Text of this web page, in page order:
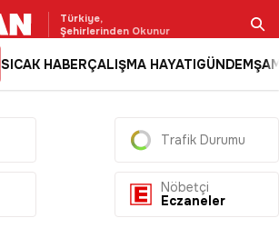
Türkiye,
Şehirlerinden Okunur
SICAK HABERÇALIŞMA HAYATIGÜNDEM
Trafik Durumu
Nöbetçi
Eczaneler